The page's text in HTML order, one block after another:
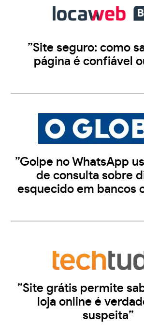
”Site seguro: como
página é confiável
”Golpe no WhatsApp
de consulta sobre
esquecido em bancos
”Site grátis permite
loja online é
suspeita”